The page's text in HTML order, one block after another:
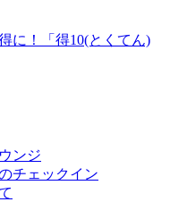
に！「得10(とくてん)
ンジ
チェックイン